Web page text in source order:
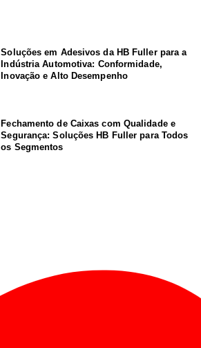
Soluções em Adesivos da HB Fuller para a
Indústria Automotiva: Conformidade,
Inovação e Alto Desempenho
Fechamento de Caixas com Qualidade e
Segurança: Soluções HB Fuller para Todos
os Segmentos